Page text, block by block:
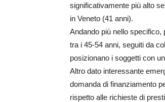
significativamente più alto
in Veneto (41 anni).
Andando più nello
tra i 45-54 anni, seguiti da
posizionano i soggetti con
Altro dato interessante
domanda di finanziamento
rispetto alle richieste di